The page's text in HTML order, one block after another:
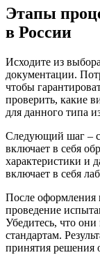
Этапы
в России
Исходите из
документации.
чтобы
проверить, какие
для данного типа
Следующий шаг –
включает в себя
характеристики и
включает в себя
После оформления
проведение
Убедитесь, что
стандартам.
принятия решения